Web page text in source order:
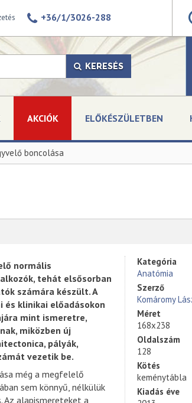
+36/1/3026-288
KERESÉS
AKCIÓK ELŐKÉSZÜLETBEN
boncolása
normális
tehát elsősorban
számára készült. A
klinikai előadásokon
mint ismeretre,
miközben új
pályák,
vezetik be.
még a megfelelő
sem könnyű, nélkülük
Az alapismereteket a
Kategória
Anatómia
Szerző
Komáromy
Méret
168x238
Oldalszám
128
Kötés
keménytábla
Kiadás éve